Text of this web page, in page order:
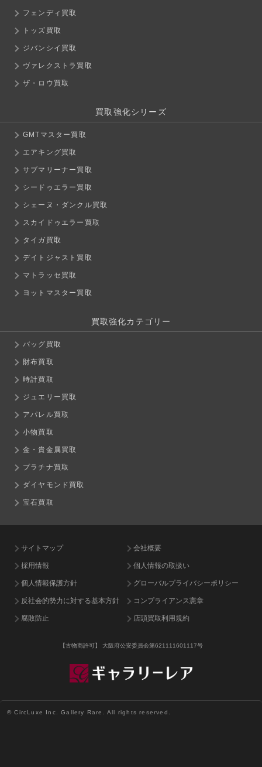
フェンディ買取
トッズ買取
ジバンシイ買取
ヴァレクストラ買取
ザ・ロウ買取
買取強化シリーズ
GMTマスター買取
エアキング買取
サブマリーナー買取
シードゥエラー買取
シェーヌ・ダンクル買取
スカイドゥエラー買取
タイガ買取
デイトジャスト買取
マトラッセ買取
ヨットマスター買取
買取強化カテゴリー
バッグ買取
財布買取
時計買取
ジュエリー買取
アパレル買取
小物買取
金・貴金属買取
プラチナ買取
ダイヤモンド買取
宝石買取
サイトマップ 会社概要
採用情報 個人情報の取扱い
個人情報保護方針 グローバルプライバシーポリシー
反社会的勢力に対する基本方針 コンプライアンス憲章
腐敗防止 店頭買取利用規約
【古物商許可】 大阪府公安委員会第621111601117号
© CircLuxe Inc. Gallery Rare. All rights reserved.